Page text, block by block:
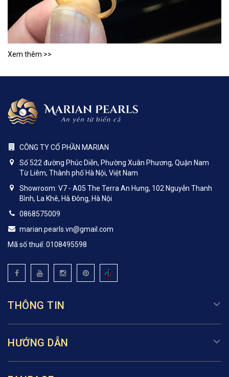
Xem thêm >>
CÔNG TY CỔ PHẦN MARIAN
Số 522 đường Phúc Diễn, Phường Xuân Phương, Quận Nam
Từ Liêm, Thành phố Hà Nội, Việt Nam
Showroom: V7 - A05 The Terra An Hưng, 102 Nguyễn Thanh
Bình, La Khê, Hà Đông, Hà Nội
0868575009
marian.pearls.vn@gmail.com
Mã số thuế: 0108495598
THÔNG TIN
HƯỚNG DẪN